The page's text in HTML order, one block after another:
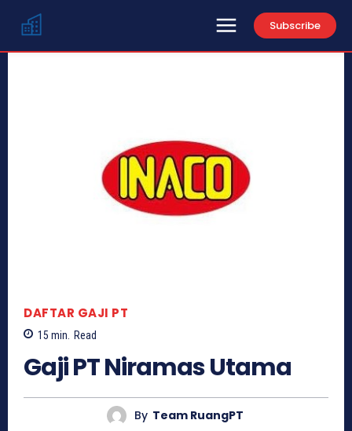
Subscribe
DAFTAR GAJI PT
15 min. Read
Gaji PT Niramas Utama
By Team RuangPT